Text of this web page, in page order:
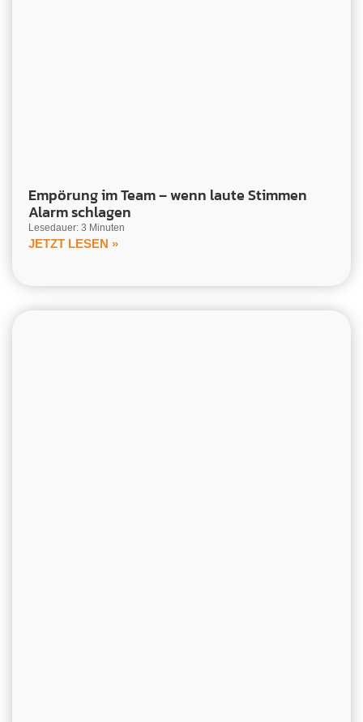
Empörung im Team – wenn laute Stimmen
Alarm schlagen
Lesedauer: 3 Minuten
JETZT LESEN »